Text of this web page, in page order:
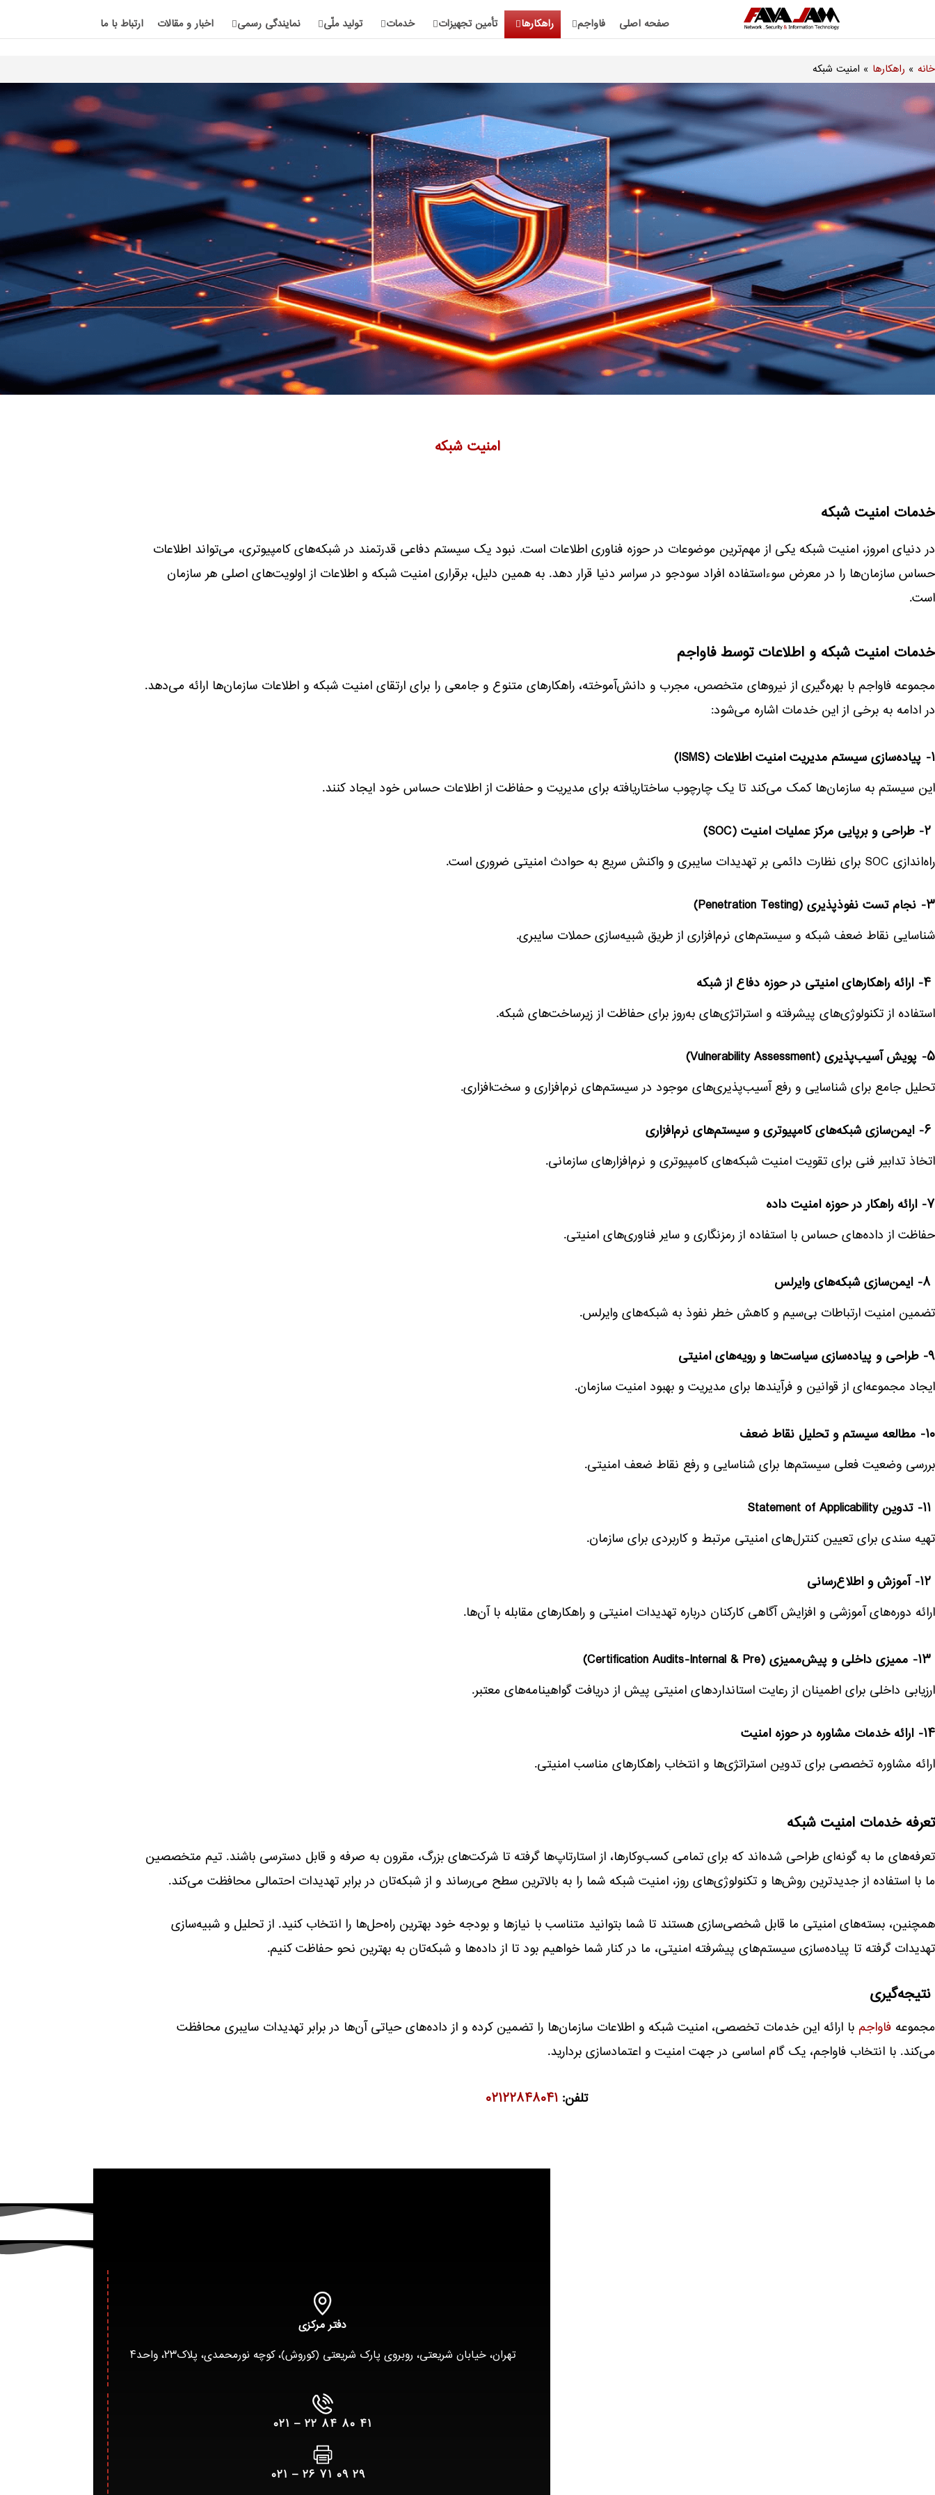
صفحه اصلی فاواجم راهکارها تأمین تجهیزات خدمات تولید ملّی نمایندگی رسمی اخبار و مقالات ارتباط با ما
خانه » راهکارها » امنیت شبکه
امنیت شبکه
خدمات امنیت شبکه
در دنیای امروز، امنیت شبکه یکی از مهم‌ترین موضوعات در حوزه فناوری اطلاعات است. نبود یک سیستم دفاعی قدرتمند در شبکه‌های کامپیوتری، می‌تواند اطلاعات
حساس سازمان‌ها را در معرض سوءاستفاده افراد سودجو در سراسر دنیا قرار دهد. به همین دلیل، برقراری امنیت شبکه و اطلاعات از اولویت‌های اصلی هر سازمان
است.
خدمات امنیت شبکه و اطلاعات توسط فاواجم
مجموعه فاواجم با بهره‌گیری از نیروهای متخصص، مجرب و دانش‌آموخته، راهکارهای متنوع و جامعی را برای ارتقای امنیت شبکه و اطلاعات سازمان‌ها ارائه می‌دهد.
در ادامه به برخی از این خدمات اشاره می‌شود:
۱- پیاده‌سازی سیستم مدیریت امنیت اطلاعات (ISMS)
این سیستم به سازمان‌ها کمک می‌کند تا یک چارچوب ساختاریافته برای مدیریت و حفاظت از اطلاعات حساس خود ایجاد کنند.
راه‌اندازی SOC برای نظارت دائمی بر تهدیدات سایبری و واکنش سریع به حوادث امنیتی ضروری است.
۳- نجام تست نفوذپذیری (Penetration Testing)
شناسایی نقاط ضعف شبکه و سیستم‌های نرم‌افزاری از طریق شبیه‌سازی حملات سایبری.
استفاده از تکنولوژی‌های پیشرفته و استراتژی‌های به‌روز برای حفاظت از زیرساخت‌های شبکه.
۵- پویش آسیب‌پذیری (Vulnerability Assessment)
تحلیل جامع برای شناسایی و رفع آسیب‌پذیری‌های موجود در سیستم‌های نرم‌افزاری و سخت‌افزاری.
۶- ایمن‌سازی شبکه‌های کامپیوتری و سیستم‌های نرم‌افزاری
اتخاذ تدابیر فنی برای تقویت امنیت شبکه‌های کامپیوتری و نرم‌افزارهای سازمانی.
۷- ارائه راهکار در حوزه امنیت داده
حفاظت از داده‌های حساس با استفاده از رمزنگاری و سایر فناوری‌های امنیتی.
تضمین امنیت ارتباطات بی‌سیم و کاهش خطر نفوذ به شبکه‌های وایرلس.
۹- طراحی و پیاده‌سازی سیاست‌ها و رویه‌های امنیتی
ایجاد مجموعه‌ای از قوانین و فرآیندها برای مدیریت و بهبود امنیت سازمان.
۱۰- مطالعه سیستم و تحلیل نقاط ضعف
بررسی وضعیت فعلی سیستم‌ها برای شناسایی و رفع نقاط ضعف امنیتی.
تهیه سندی برای تعیین کنترل‌های امنیتی مرتبط و کاربردی برای سازمان.
ارائه دوره‌های آموزشی و افزایش آگاهی کارکنان درباره تهدیدات امنیتی و راهکارهای مقابله با آن‌ها.
ارزیابی داخلی برای اطمینان از رعایت استانداردهای امنیتی پیش از دریافت گواهینامه‌های معتبر.
۱۴- ارائه خدمات مشاوره در حوزه امنیت
ارائه مشاوره تخصصی برای تدوین استراتژی‌ها و انتخاب راهکارهای مناسب امنیتی.
تعرفه‌ خدمات امنیت شبکه
تعرفه‌های ما به گونه‌ای طراحی شده‌اند که برای تمامی کسب‌وکارها، از استارتاپ‌ها گرفته تا شرکت‌های بزرگ، مقرون به صرفه و قابل دسترسی باشند. تیم متخصصین
ما با استفاده از جدیدترین روش‌ها و تکنولوژی‌های روز، امنیت شبکه شما را به بالاترین سطح می‌رساند و از شبکه‌تان در برابر تهدیدات احتمالی محافظت می‌کند.
همچنین، بسته‌های امنیتی ما قابل شخصی‌سازی هستند تا شما بتوانید متناسب با نیازها و بودجه خود بهترین راه‌حل‌ها را انتخاب کنید. از تحلیل و شبیه‌سازی
تهدیدات گرفته تا پیاده‌سازی سیستم‌های پیشرفته امنیتی، ما در کنار شما خواهیم بود تا از داده‌ها و شبکه‌تان به بهترین نحو حفاظت کنیم.
نتیجه‌گیری
مجموعه فاواجم با ارائه این خدمات تخصصی، امنیت شبکه و اطلاعات سازمان‌ها را تضمین کرده و از داده‌های حیاتی آن‌ها در برابر تهدیدات سایبری محافظت
می‌کند. با انتخاب فاواجم، یک گام اساسی در جهت امنیت و اعتمادسازی بردارید.
تلفن:۰۲۱۲۲۸۴۸۰۴۱
دفتر مرکزی
تهران، خیابان شریعتی، روبروی پارک شریعتی (کوروش)، کوچه نورمحمدی، پلاک۲۳، واحد۴
۴۱ ۸۰ ۸۴ ۲۲ – ۰۲۱